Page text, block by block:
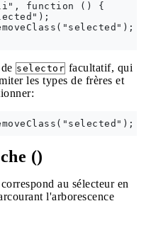
function () {
selector facultatif, qui
les types de frères et
()
au sélecteur en
l'arborescence